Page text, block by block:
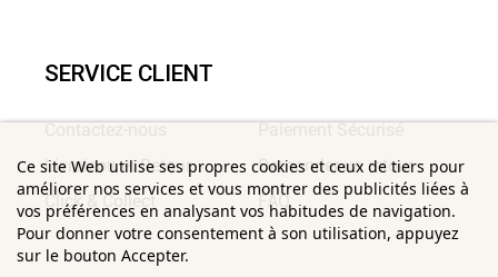
Ce site Web utilise ses propres cookies et ceux de tiers pour
améliorer nos services et vous montrer des publicités liées à
vos préférences en analysant vos habitudes de navigation.
Pour donner votre consentement à son utilisation, appuyez
sur le bouton Accepter.
SERVICE CLIENT
Contactez-nous
Livraison et Retour
Click & Collect
Paiement Sécurisé
Demander un retour
FAQ